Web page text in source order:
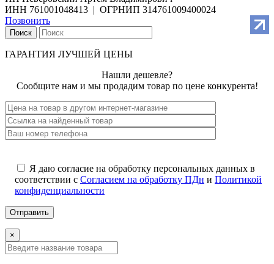
ИНН 761001048413 | ОГРНИП 314761009400024
Позвонить
Поиск
ГАРАНТИЯ ЛУЧШЕЙ ЦЕНЫ
Нашли дешевле?
Сообщите нам и мы продадим товар по цене конкурента!
Я даю согласие на обработку персональных данных в
соответствии с Согласием на обработку ПДн и Политикой
конфиденциальности
×